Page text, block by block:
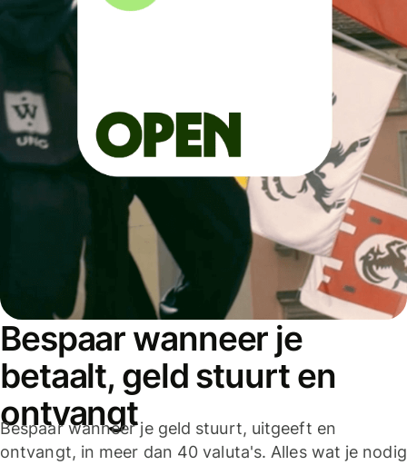
Bespaar wanneer je
betaalt, geld stuurt en
ontvangt
Bespaar wanneer je geld stuurt, uitgeeft en
ontvangt, in meer dan 40 valuta's. Alles wat je nodig